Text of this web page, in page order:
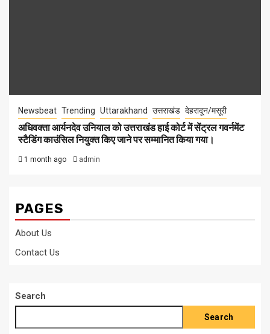
Newsbeat Trending Uttarakhand उत्तराखंड देहरादून/मसूरी
अधिवक्ता आर्यनदेव उनियाल को उत्तराखंड हाई कोर्ट में सेंट्रल गवर्नमेंट
स्टैडिंग काउंसिल नियुक्त किए जाने पर सम्मानित किया गया।
1 month ago admin
PAGES
About Us
Contact Us
Search
Search